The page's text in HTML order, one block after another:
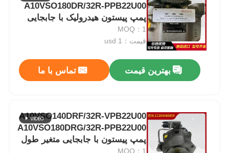
کنترل کیفیت
با ما تماس بگیرید
اخبار
پرونده ها
درخواست قیمت
A10VSO180DR/32R-PPB22U00
پمپ پیستون هیدرولیک با جابجایی
متغیر
MOQ：1
قیمت：usd 1
بهترین قیمت تماس با ما
A10VSO140DRF/32R-VPB22U00
A10VSO180DRG/32R-PPB22U00
پمپ پیستون با جابجایی متغیر طول
عمر طولانی برای صنعتی
MOQ：1